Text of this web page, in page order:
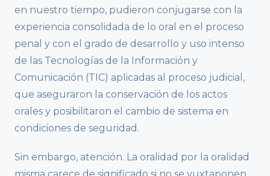
en nuestro tiempo, pudieron conjugarse con la
experiencia consolidada de lo oral en el proceso
penal y con el grado de desarrollo y uso intenso
de las Tecnologías de la Información y
Comunicación (TIC) aplicadas al proceso judicial,
que aseguraron la conservación de los actos
orales y posibilitaron el cambio de sistema en
condiciones de seguridad.
Sin embargo, atención. La oralidad por la oralidad